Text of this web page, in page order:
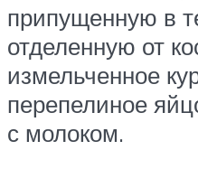
припущенную в
отделенную от
измельченное
перепелиное
с молоком.